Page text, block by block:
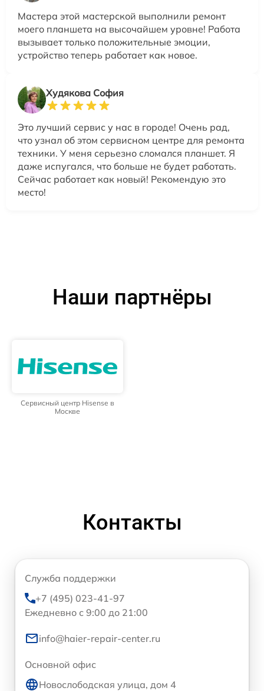
Мастера этой мастерской выполнили ремонт
моего планшета на высочайшем уровне! Работа
вызывает только положительные эмоции,
устройство теперь работает как новое.
Худякова София
Это лучший сервис у нас в городе! Очень рад,
что узнал об этом сервисном центре для ремонта
техники. У меня серьезно сломался планшет. Я
даже испугался, что больше не будет работать.
Сейчас работает как новый! Рекомендую это
место!
Наши партнёры
Сервисный центр Hisense в
Москве
Контакты
Служба поддержки
+7 (495) 023-41-97
Ежедневно с 9:00 до 21:00
info@haier-repair-center.ru
Основной офис
Новослободская улица, дом 4